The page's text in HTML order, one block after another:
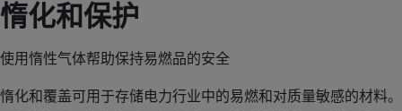
惰化和保护
使用惰性气体帮助保持易燃品的安全
惰化和覆盖可用于存储电力行业中的易燃和对质量敏感的材料。